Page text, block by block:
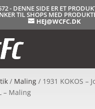
- DENNE SIDE ER ET
TIL SHOPS MED
HEJ@WCFC.DK
/ Maling/ 1931 KOKOS –
– Maling